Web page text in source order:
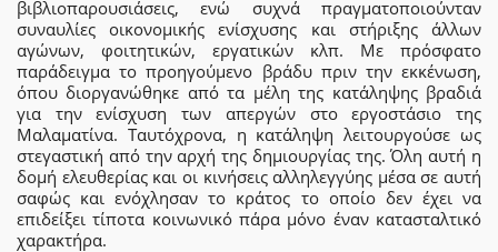
βιβλιοπαρουσιάσεις, ενώ συχνά πραγματοποιούνταν
συναυλίες οικονομικής ενίσχυσης και στήριξης άλλων
αγώνων, φοιτητικών, εργατικών κλπ. Με πρόσφατο
παράδειγμα το προηγούμενο βράδυ πριν την εκκένωση,
όπου διοργανώθηκε από τα μέλη της κατάληψης βραδιά
για την ενίσχυση των απεργών στο εργοστάσιο της
Μαλαματίνα. Ταυτόχρονα, η κατάληψη λειτουργούσε ως
στεγαστική από την αρχή της δημιουργίας της. Όλη αυτή η
δομή ελευθερίας και οι κινήσεις αλληλεγγύης μέσα σε αυτή
σαφώς και ενόχλησαν το κράτος το οποίο δεν έχει να
επιδείξει τίποτα κοινωνικό πάρα μόνο έναν κατασταλτικό
χαρακτήρα.